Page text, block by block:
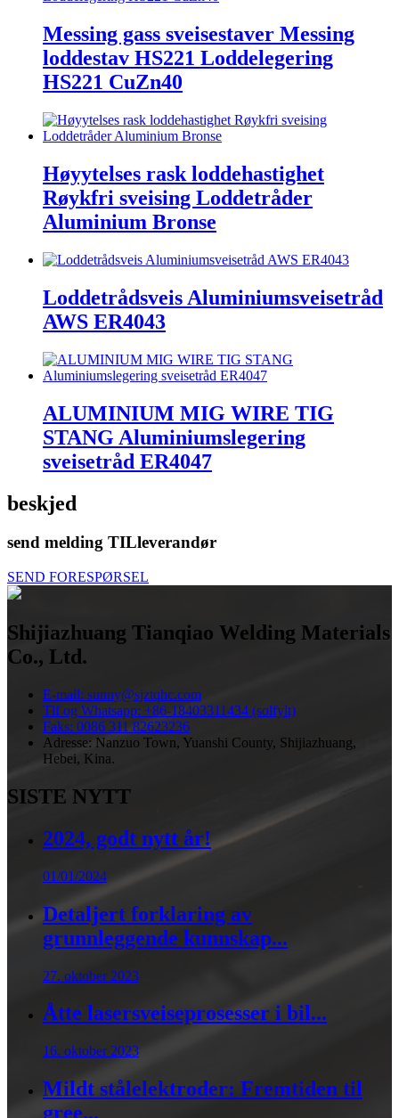
Messing gass sveisestaver Messing
loddestav HS221 Loddelegering
HS221 CuZn40
Høyytelses rask loddehastighet
Røykfri sveising Loddetråder
Aluminium Bronse
Loddetrådsveis Aluminiumsveisetråd
AWS ER4043
ALUMINIUM MIG WIRE TIG
STANG Aluminiumslegering
sveisetråd ER4047
beskjed
send melding TILleverandør
SEND FORESPØRSEL
Shijiazhuang Tianqiao Welding Materials
Co., Ltd.
E-mail: sunny@sjztqhc.com
Tlf og Whatsapp: +86-18403311434 (solfylt)
Faks: 0086 311 82623236
Adresse: Nanzuo Town, Yuanshi County, Shijiazhuang,
Hebei, Kina.
SISTE NYTT
2024, godt nytt år!
01/01/2024
Detaljert forklaring av
grunnleggende kunnskap...
27. oktober 2023
Åtte lasersveiseprosesser i bil...
16. oktober 2023
Mildt stålelektroder: Fremtiden til
gree...